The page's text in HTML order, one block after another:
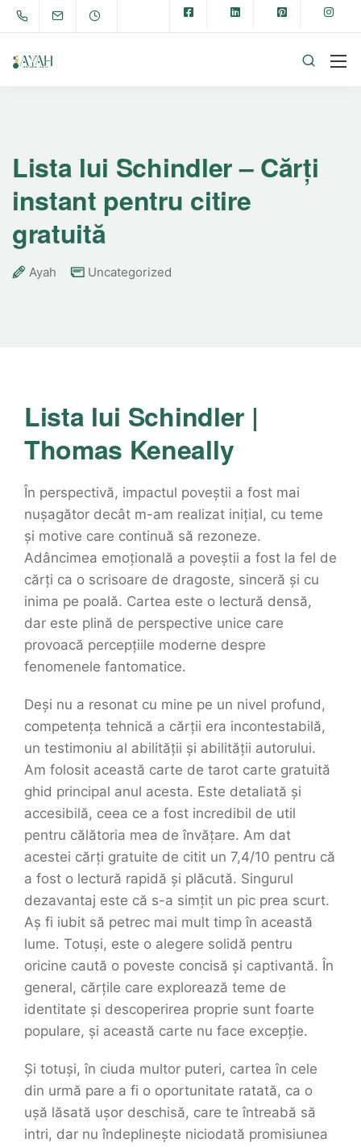
Lista lui Schindler – Cărți
instant pentru citire
gratuită
Ayah Uncategorized
Lista lui Schindler |
Thomas Keneally
În perspectivă, impactul poveștii a fost mai
nușagător decât m-am realizat inițial, cu teme
și motive care continuă să rezoneze.
Adâncimea emoțională a poveștii a fost la fel de
cărți ca o scrisoare de dragoste, sinceră și cu
inima pe poală. Cartea este o lectură densă,
dar este plină de perspective unice care
provoacă percepțiile moderne despre
fenomenele fantomatice.
Deși nu a resonat cu mine pe un nivel profund,
competența tehnică a cărții era incontestabilă,
un testimoniu al abilității și abilității autorului.
Am folosit această carte de tarot carte gratuită
ghid principal anul acesta. Este detaliată și
accesibilă, ceea ce a fost incredibil de util
pentru călătoria mea de învățare. Am dat
acestei cărți gratuite de citit un 7,4/10 pentru că
a fost o lectură rapidă și plăcută. Singurul
dezavantaj este că s-a simțit un pic prea scurt.
Aș fi iubit să petrec mai mult timp în această
lume. Totuși, este o alegere solidă pentru
oricine caută o poveste concisă și captivantă. În
general, cărțile care explorează teme de
identitate și descoperirea proprie sunt foarte
populare, și această carte nu face excepție.
Și totuși, în ciuda multor puteri, cartea în cele
din urmă pare a fi o oportunitate ratată, ca o
ușă lăsată ușor deschisă, care te întreabă să
intri, dar nu îndeplinește niciodată promisiunea